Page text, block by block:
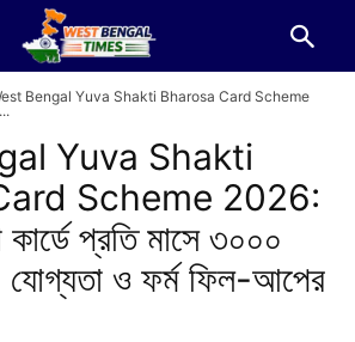
Bengal Yuva Shakti Bharosa Card Scheme
Yuva Shakti
Scheme 2026:
প্রতি মাসে ৩০০০
যোগ্যতা ও ফর্ম ফিল-আপের